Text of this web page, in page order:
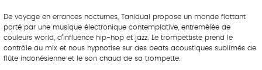
De voyage en errances nocturnes, Tanidual propose un monde flottant
porté par une musique électronique contemplative, entremêlée de
couleurs world, d’influence hip-hop et jazz. Le trompettiste prend le
contrôle du mix et nous hypnotise sur des beats acoustiques sublimés de
flûte indonésienne et le son chaud de sa trompette.